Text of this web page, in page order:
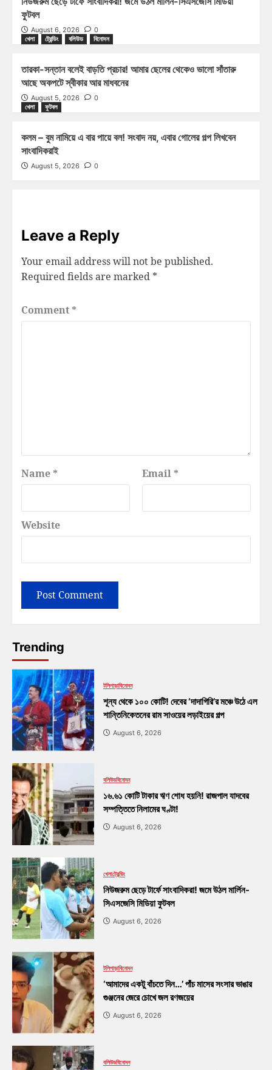
ফুটবল
August 6, 2026
0
খেলা
ট্রেন্ডিং বলিউড বিনোদন
তারকা-সন্তান বলেই বাড়তি প্রচার! আমার ছেলের থেকেও ভালো সাঁতারু
আছে অকপটে স্বীকার আর মাধবনের
August 5, 2026
0
খেলা
ফুটবল
কলম – বুম নামিয়ে এ বার পায়ে বল! সংবাদ নয়, এবার গোলের গল্প লিখবেন
সাংবাদিকরাই
August 5, 2026 0
Leave a Reply
Your email address will not be published.
Required fields are marked *
Comment *
Name * Email *
Website
Trending
টলিপাড়াবিনোদন
শূন্য থেকে ১০০ কোটি! দেবের ‘দাদাগিরি’র মঞ্চে উঠে এল
শান্তিনিকেতনের রাম সাওয়ের লড়াইয়ের গল্প
August 6, 2026
বলিউডবিনোদন
১৬.৬১ কোটি টাকার ঋণ শোধ হয়নি! রাজপাল যাদবের
সম্পত্তিতে নিলামের ঘণ্টা!
August 6, 2026
খেলাট্রেন্ডিং
নিউজরুম ছেড়ে টার্ফে সাংবাদিকরা! জমে উঠল মার্লিন-
সিএসজেসি মিডিয়া ফুটবল
August 6, 2026
টলিপাড়াবিনোদন
‘আমাদের একটু বাঁচতে দিন…’ পাঁচ মাসের সংসার ভাঙার
গুঞ্জনের জেরে চোখে জল রণজয়ের
August 6, 2026
বলিউডবিনোদন